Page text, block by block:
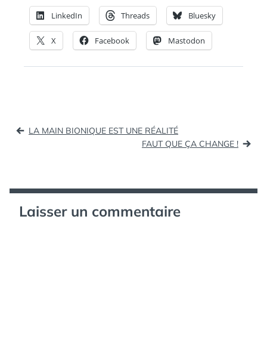
LinkedIn Threads Bluesky
X Facebook Mastodon
Navigation
LA MAIN BIONIQUE EST UNE RÉALITÉ
FAUT QUE ÇA CHANGE !
Laisser un commentaire